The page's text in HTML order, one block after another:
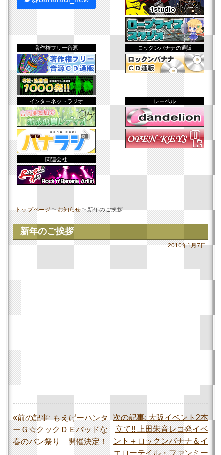
トップページ>お知らせ>新年のご挨拶
新年のご挨拶
2016年1月7日
投
稿
ナ
前の記事: もえげーハンタ
ーＧ☆クックＤＥバッドな
春のバン祭り 開催決定！
次の記事: 大阪イベント2本
立て!! 上田朱音レコ発イベ
ント＋ロックンバナナ＆イ
エローテイル・ファンミー
著作権フリー音源 ロックンバナナの通販
インターネットラジオ レーベル
関連会社